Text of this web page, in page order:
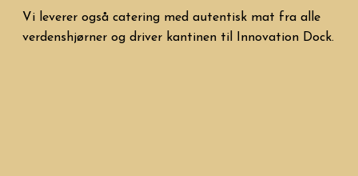
Vi leverer også catering med autentisk mat fra alle
verdenshjørner og driver kantinen til Innovation Dock.